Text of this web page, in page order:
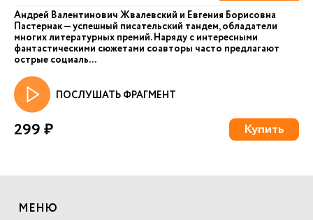
Андрей Валентинович Жвалевский и Евгения Борисовна
Пастернак — успешный писательский тандем, обладатели
многих литературных премий. Наряду с интересными
фантастическими сюжетами соавторы часто предлагают
острые социаль...
ПОСЛУШАТЬ ФРАГМЕНТ
299 ₽ Купить
МЕНЮ